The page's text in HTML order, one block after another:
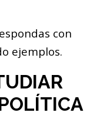
con
ejemplos.